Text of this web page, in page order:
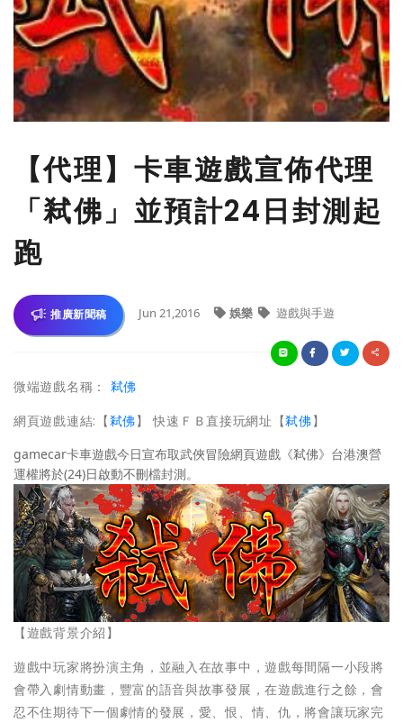
【代理】卡車遊戲宣佈代理
「弒佛」並預計24日封測起
跑
推廣新聞稿 Jun 21,2016 娛樂 遊戲與手遊
微端遊戲名稱： 弒佛
網頁遊戲連結:【弒佛】 快速ＦＢ直接玩網址【弒佛】
gamecar卡車遊戲今日宣布取武俠冒險網頁遊戲《弒佛》台港澳營
運權將於(24)日啟動不刪檔封測。
【遊戲背景介紹】
遊戲中玩家將扮演主角，並融入在故事中，遊戲每間隔一小段將
會帶入劇情動畫，豐富的語音與故事發展，在遊戲進行之餘，會
忍不住期待下一個劇情的發展，愛、恨、情、仇，將會讓玩家完